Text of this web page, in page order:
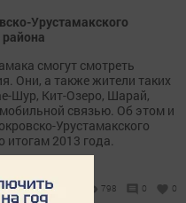
Урустамакского
района
смогут смотреть
Они, а также жители таких
Шур, Кит-Озеро, Шарай,
связью. Об этом и
Урустамакского
итогам 2013 года.
798 0 0